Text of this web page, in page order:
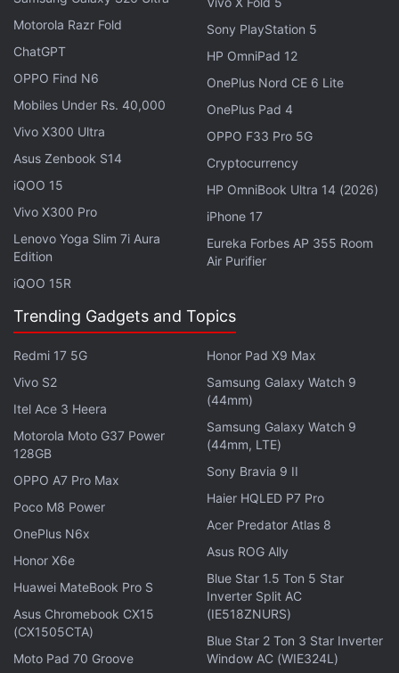
ये भी पढ़े: Smartphone Sensor,Demand
Apple ,Export,
Motorola Razr Fold
ChatGPT
OPPO Find N6
Mobiles Under Rs. 40,000
Vivo X300 Ultra
Asus Zenbook S14
iQOO 15
Vivo X300 Pro
Lenovo Yoga Slim 7i Aura
Edition
iQOO 15R
Sony PlayStation 5
HP OmniPad 12
OnePlus Nord CE 6 Lite
OnePlus Pad 4
OPPO F33 Pro 5G
Cryptocurrency
HP OmniBook Ultra 14 (2026)
iPhone 17
Eureka Forbes AP 355 Room
Air Purifier
Trending Gadgets and Topics
Redmi 17 5G
Vivo S2
Itel Ace 3 Heera
Motorola Moto G37 Power
128GB
OPPO A7 Pro Max
Poco M8 Power
OnePlus N6x
Honor X6e
Huawei MateBook Pro S
Asus Chromebook CX15
(CX1505CTA)
Moto Pad 70 Groove
Honor Pad X9 Max
Samsung Galaxy Watch 9
(44mm)
Samsung Galaxy Watch 9
(44mm, LTE)
Sony Bravia 9 II
Haier HQLED P7 Pro
Acer Predator Atlas 8
Asus ROG Ally
Blue Star 1.5 Ton 5 Star
Inverter Split AC
(IE518ZNURS)
Blue Star 2 Ton 3 Star Inverter
Window AC (WIE324L)